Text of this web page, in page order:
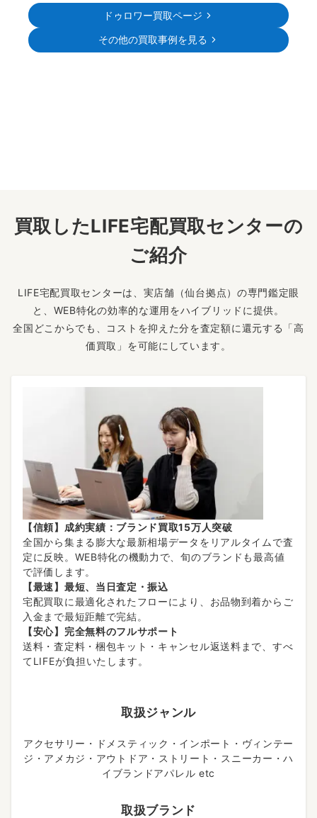
ドゥロワー買取ページ
その他の買取事例を見る
買取したLIFE宅配買取センターの
ご紹介
LIFE宅配買取センターは、実店舗（仙台拠点）の専門鑑定眼
と、WEB特化の効率的な運用をハイブリッドに提供。
全国どこからでも、コストを抑えた分を査定額に還元する「高
価買取」を可能にしています。
【信頼】成約実績：ブランド買取15万人突破
全国から集まる膨大な最新相場データをリアルタイムで査
定に反映。WEB特化の機動力で、旬のブランドも最高値
で評価します。
【最速】最短、当日査定・振込
宅配買取に最適化されたフローにより、お品物到着からご
入金まで最短距離で完結。
【安心】完全無料のフルサポート
送料・査定料・梱包キット・キャンセル返送料まで、すべ
てLIFEが負担いたします。
取扱ジャンル
アクセサリー・ドメスティック・インポート・ヴィンテー
ジ・アメカジ・アウトドア・ストリート・スニーカー・ハ
イブランドアパレル etc
取扱ブランド